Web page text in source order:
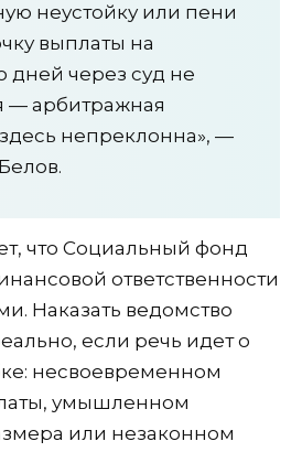
неустойку или пени
выплаты на
дней через суд не
— арбитражная
непреклонна», —
что Социальный фонд
ответственности
Наказать ведомство
если речь идет о
несвоевременном
умышленном
или незаконном